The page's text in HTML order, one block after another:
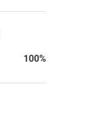
100%